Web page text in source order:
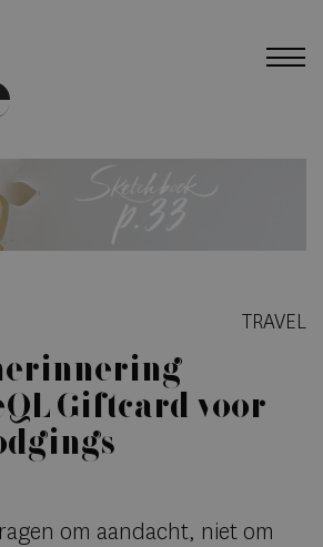
TRAVEL
QL Giftcard voor
om aandacht, niet om